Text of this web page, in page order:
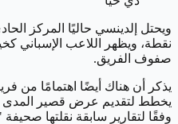
نقطة، ويظهر اللاعب الإسباني
صفوف الفريق.
يذكر أن هناك أيضًا اهتمامًا من
يخطط لتقديم عرض قصير المدى
وفقًا لتقارير سابقة نقلتها صحيفة